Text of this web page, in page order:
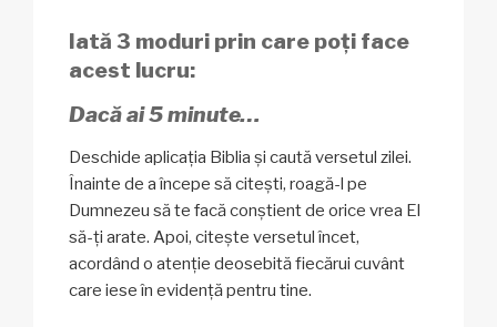
Iată 3 moduri prin care poți face
acest lucru:
Dacă ai 5 minute…
Deschide aplicația Biblia și caută versetul zilei.
Înainte de a începe să citești, roagă-l pe
Dumnezeu să te facă conștient de orice vrea El
să-ți arate. Apoi, citește versetul încet,
acordând o atenție deosebită fiecărui cuvânt
care iese în evidență pentru tine.